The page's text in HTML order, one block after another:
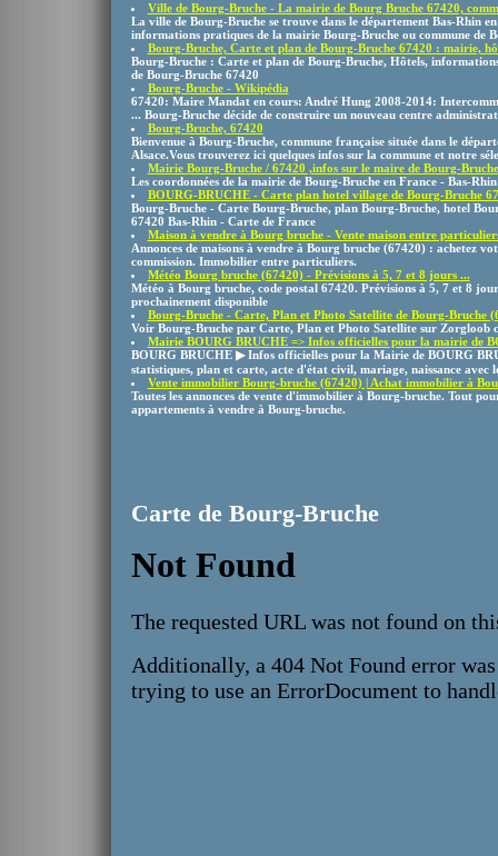
Ville de Bourg-Bruche - La mairie de Bourg Bruche 67420,
La ville de Bourg-Bruche se trouve dans le département Bas-Rhin
informations pratiques de la mairie Bourg-Bruche ou commune de
Bourg-Bruche, Carte et plan de Bourg-Bruche 67420 : mairie,
Bourg-Bruche : Carte et plan de Bourg-Bruche, Hôtels,
de Bourg-Bruche 67420
Bourg-Bruche - Wikipédia
67420: Maire Mandat en cours: André Hung 2008-2014:
... Bourg-Bruche décide de construire un nouveau centre
Bourg-Bruche, 67420
Bienvenue à Bourg-Bruche, commune française située dans le
Alsace.Vous trouverez ici quelques infos sur la commune et notre
Mairie Bourg-Bruche / 67420 ,infos sur le maire de Bourg-
Les coordonnées de la mairie de Bourg-Bruche en France - Bas-Rhin
BOURG-BRUCHE - Carte plan hotel village de Bourg-Bruche
Bourg-Bruche - Carte Bourg-Bruche, plan Bourg-Bruche, hotel
67420 Bas-Rhin - Carte de France
Maison à vendre à Bourg bruche - Vente maison entre
Annonces de maisons à vendre à Bourg bruche (67420) : achetez
commission. Immobilier entre particuliers.
Météo Bourg bruche (67420) - Prévisions à 5, 7 et 8 jours ...
Météo à Bourg bruche, code postal 67420. Prévisions à 5, 7 et 8
prochainement disponible
Bourg-Bruche - Carte, Plan et Photo Satellite de Bourg-Bruche
Voir Bourg-Bruche par Carte, Plan et Photo Satellite sur Zorgloob
Mairie BOURG BRUCHE => Infos officielles pour la mairie de
BOURG BRUCHE ▶ Infos officielles pour la Mairie de BOURG
statistiques, plan et carte, acte d'état civil, mariage, naissance avec
Vente immobilier Bourg-bruche (67420) | Achat immobilier à
Toutes les annonces de vente d'immobilier à Bourg-bruche. Tout
appartements à vendre à Bourg-bruche.
Carte de Bourg-Bruche